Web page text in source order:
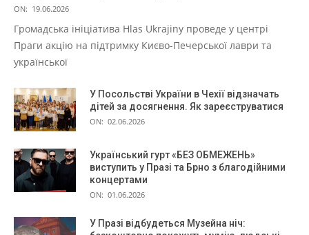
ON: 19.06.2026
Громадська ініціатива Hlas Ukrajiny проведе у центрі
Праги акцію на підтримку Києво-Печерської лаври та
української
У Посольстві України в Чехії відзначать
дітей за досягнення. Як зареєструватися
ON: 02.06.2026
Український гурт «БЕЗ ОБМЕЖЕНЬ»
виступить у Празі та Брно з благодійними
концертами
ON: 01.06.2026
У Празі відбудеться Музейна ніч: